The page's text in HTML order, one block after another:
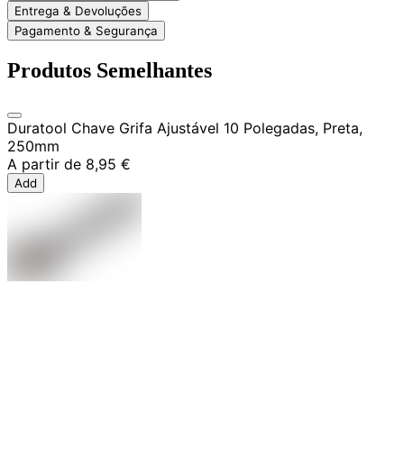
Entrega & Devoluções
Pagamento & Segurança
Produtos Semelhantes
Duratool Chave Grifa Ajustável 10 Polegadas, Preta,
250mm
A partir de 8,95 €
Add